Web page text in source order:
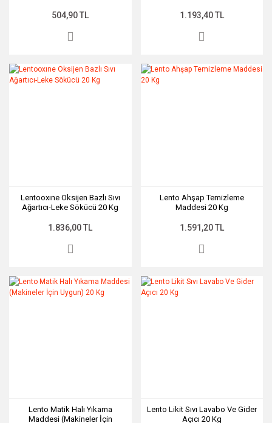
504,90 TL 1.193,40 TL
Lentooxıne Oksijen Bazlı Sıvı
Ağartıcı-Leke Sökücü 20 Kg
1.836,00 TL
Lento Ahşap Temizleme
Maddesi 20 Kg
1.591,20 TL
Lento Matik Halı Yıkama
Maddesi (Makineler İçin
Lento Likit Sıvı Lavabo Ve Gider
Açıcı 20 Kg